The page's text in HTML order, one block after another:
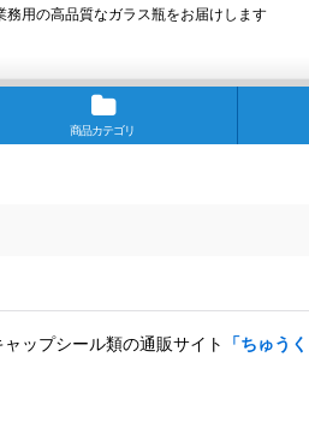
務用の高品質なガラス瓶をお届けします
商品カテゴリ
ップシール類の通販サイト 「ちゅう